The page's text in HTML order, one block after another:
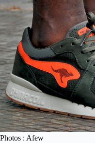
Photos : Afew